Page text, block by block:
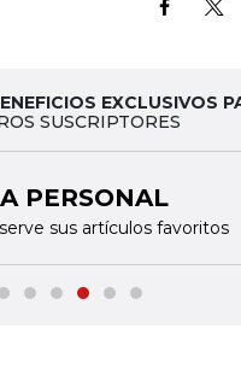
EXCLUSIVOS
SUSCRIPTORES
PERSONAL
sus artículos favoritos